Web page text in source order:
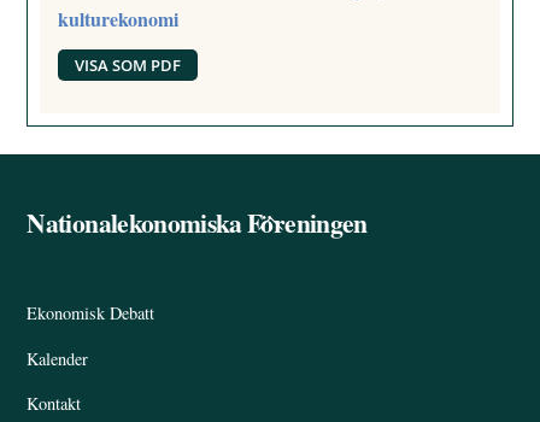
kulturekonomi
VISA SOM PDF
Back
Nationalekonomiska Föreningen
Ekonomisk Debatt
Kalender
Kontakt